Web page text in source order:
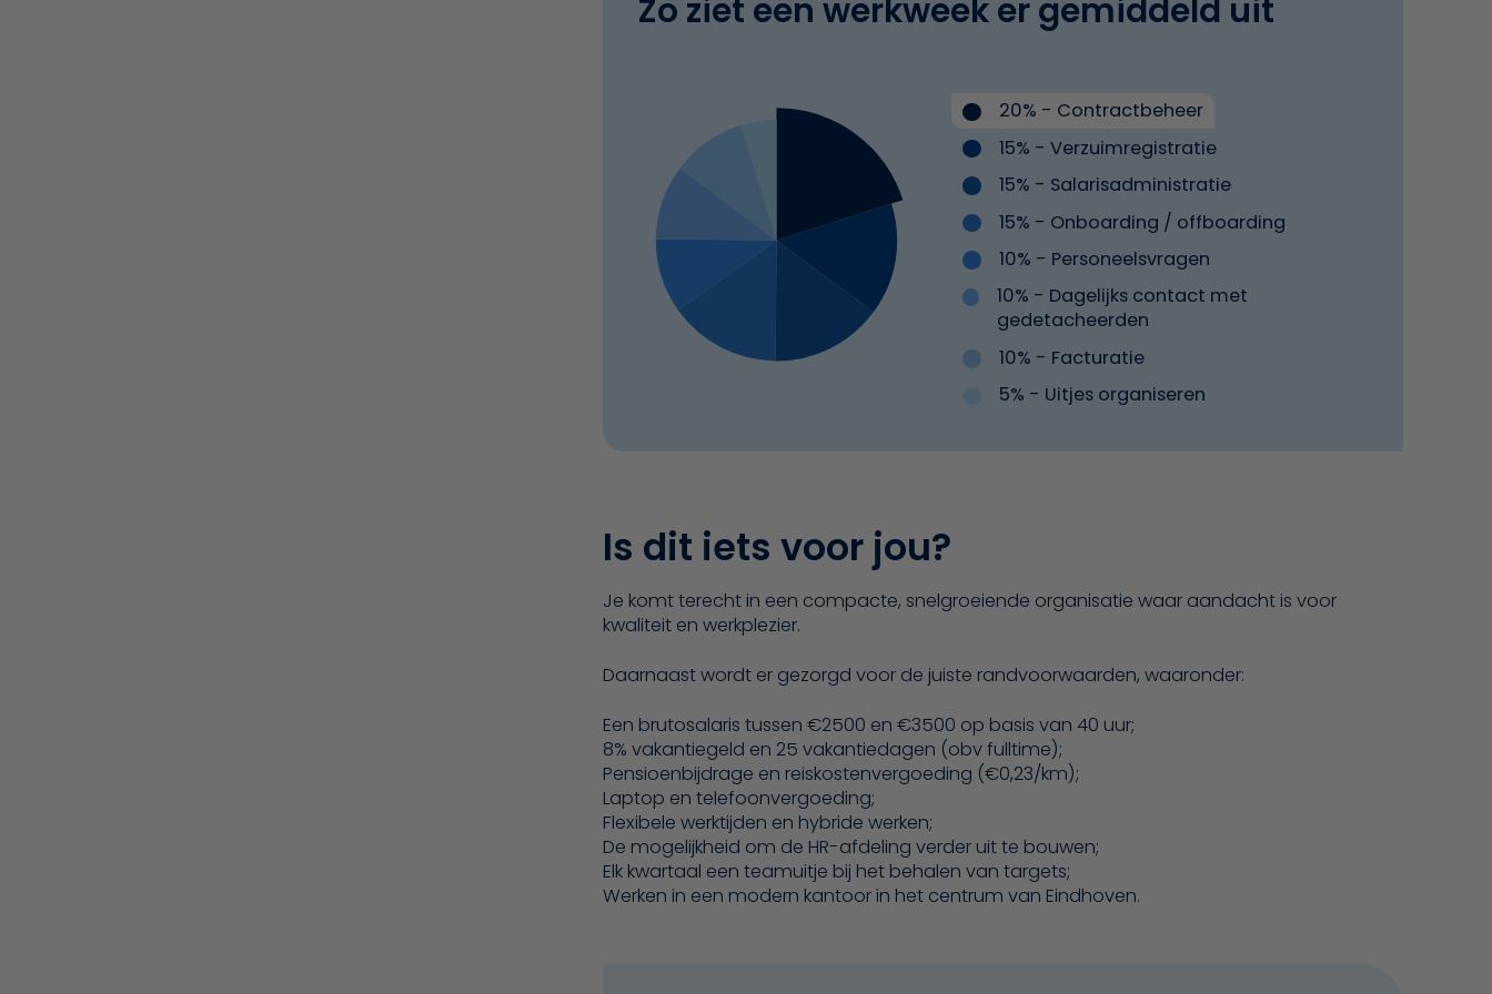
Zo ziet een werkweek er gemiddeld uit
20% - Contractbeheer
15% - Verzuimregistratie
15% - Salarisadministratie
15% - Onboarding / offboarding
10% - Personeelsvragen
10% - Dagelijks contact met
gedetacheerden
10% - Facturatie
5% - Uitjes organiseren
Is dit iets voor jou?
Je komt terecht in een compacte, snelgroeiende organisatie waar aandacht is voor
kwaliteit en werkplezier.
Daarnaast wordt er gezorgd voor de juiste randvoorwaarden, waaronder:
Een brutosalaris tussen €2500 en €3500 op basis van 40 uur;
8% vakantiegeld en 25 vakantiedagen (obv fulltime);
Pensioenbijdrage en reiskostenvergoeding (€0,23/km);
Laptop en telefoonvergoeding;
Flexibele werktijden en hybride werken;
De mogelijkheid om de HR-afdeling verder uit te bouwen;
Elk kwartaal een teamuitje bij het behalen van targets;
Werken in een modern kantoor in het centrum van Eindhoven.